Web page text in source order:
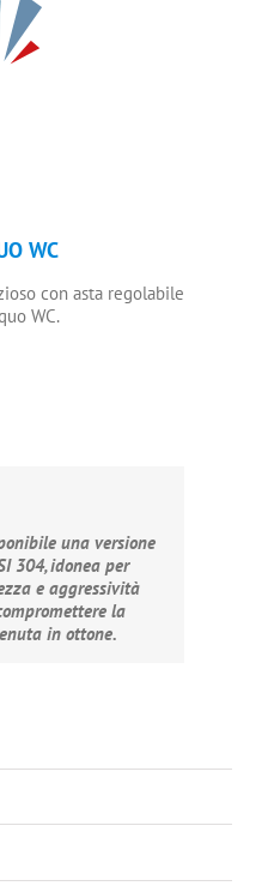
WC
con asta regolabile
WC.
una versione
304, idonea per
e aggressività
la
in ottone.